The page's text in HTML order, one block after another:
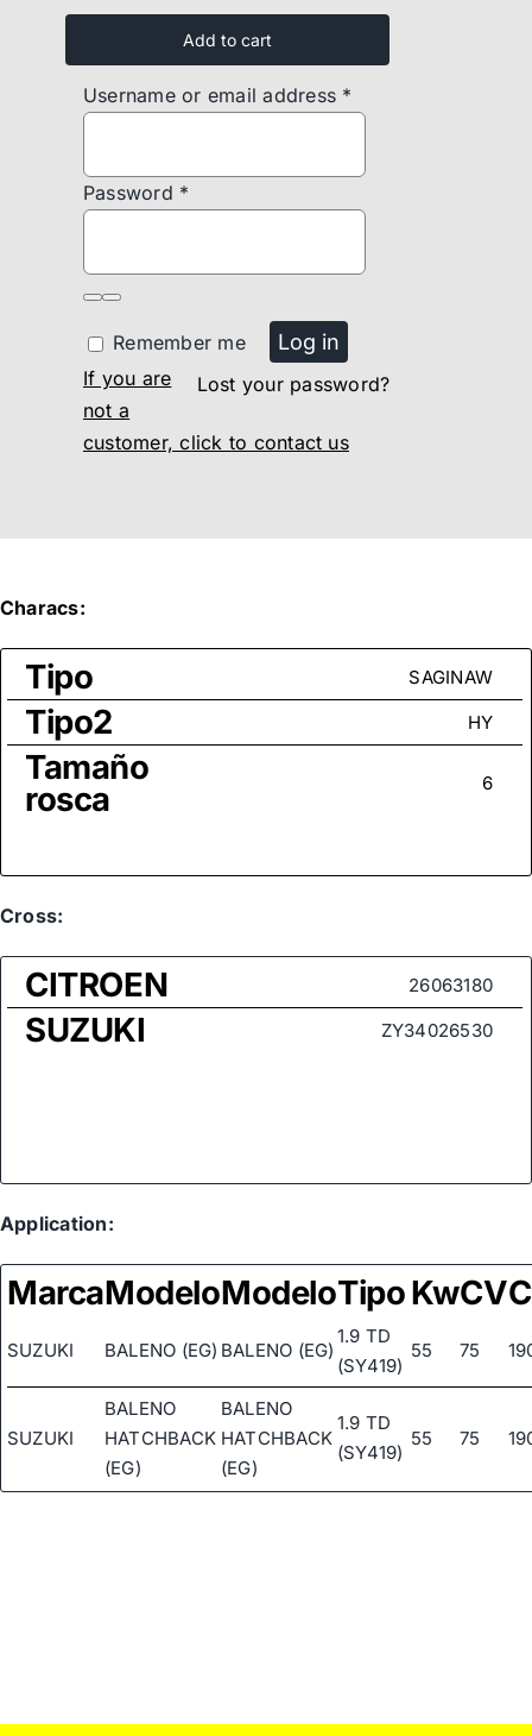
hidráulica,
dirección
BCT78S
Add to cart
Username or email address *
Password *
Remember me Log in
Lost your password?
If you are
not a
customer, click to contact us
Characs:
Tipo SAGINAW
Tipo2 HY
Tamaño
rosca 6
Cross:
CITROEN 26063180
SUZUKI ZY34026530
Application:
MarcaModeloModeloTipoKwCV
SUZUKI BALENO (EG) BALENO (EG)
1.9 TD
(SY419)
55 75
SUZUKI
BALENO
HATCHBACK
(EG)
BALENO
HATCHBACK
(EG)
1.9 TD
(SY419)
55 75